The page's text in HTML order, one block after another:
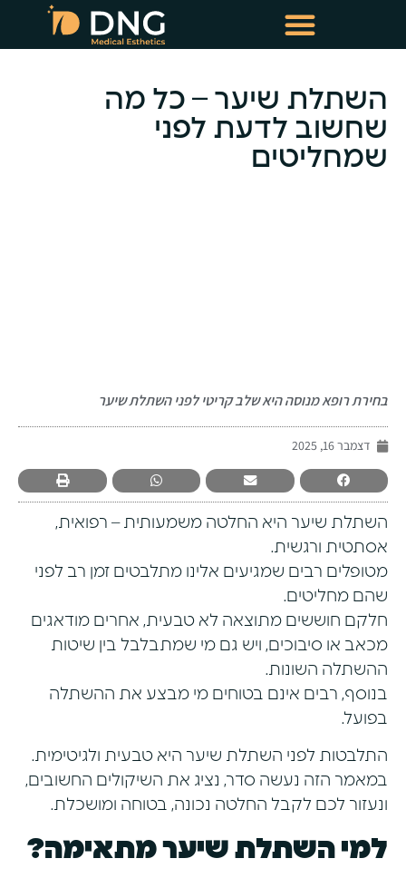
השתלת שיער – כל מה
שחשוב לדעת לפני
שמחליטים
בחירת רופא מנוסה היא שלב קריטי לפני השתלת שיער
דצמבר 16, 2025
השתלת שיער היא החלטה משמעותית – רפואית,
אסתטית ורגשית.
מטופלים רבים שמגיעים אלינו מתלבטים זמן רב לפני
שהם מחליטים.
חלקם חוששים מתוצאה לא טבעית, אחרים מודאגים
מכאב או סיבוכים, ויש גם מי שמתבלבל בין שיטות
ההשתלה השונות.
בנוסף, רבים אינם בטוחים מי מבצע את ההשתלה
בפועל.
התלבטות לפני השתלת שיער היא טבעית ולגיטימית.
במאמר הזה נעשה סדר, נציג את השיקולים החשובים,
ונעזור לכם לקבל החלטה נכונה, בטוחה ומושכלת.
למי השתלת שיער מתאימה?